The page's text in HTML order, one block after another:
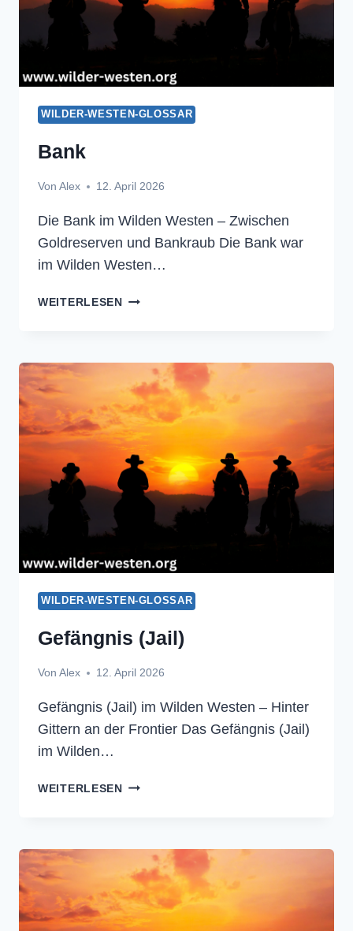
WILDER-WESTEN-GLOSSAR
Bank
Von Alex 12. April 2026
Die Bank im Wilden Westen – Zwischen
Goldreserven und Bankraub Die Bank war
im Wilden Westen…
WEITERLESENBANK
WILDER-WESTEN-GLOSSAR
Gefängnis (Jail)
Von Alex 12. April 2026
Gefängnis (Jail) im Wilden Westen – Hinter
Gittern an der Frontier Das Gefängnis (Jail)
im Wilden…
WEITERLESENGEFÄNGNIS